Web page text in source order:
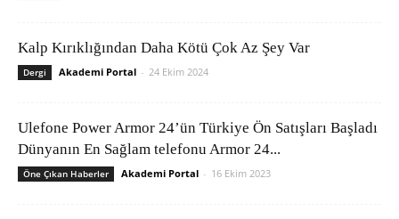
Kalp Kırıklığından Daha Kötü Çok Az Şey Var
Dergi Akademi Portal - 24 Ekim 2024
Ulefone Power Armor 24’ün Türkiye Ön Satışları Başladı
Dünyanın En Sağlam telefonu Armor 24...
Öne Çıkan Haberler Akademi Portal - 16 Ekim 2023